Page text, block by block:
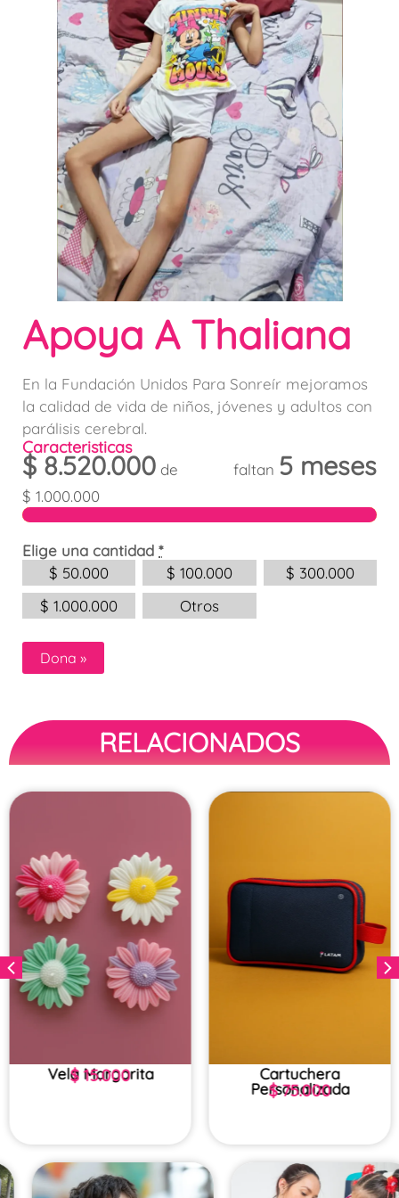
Apoya A Thaliana
En la Fundación Unidos Para Sonreír mejoramos
la calidad de vida de niños, jóvenes y adultos con
parálisis cerebral.
Caracteristicas
$ 8.520.000 de
$ 1.000.000
faltan 5 meses
Elige una cantidad *
$ 50.000 $ 100.000 $ 300.000
$ 1.000.000 Otros
Dona »
RELACIONADOS
Vela Margarita
$15.000
Cartuchera
Personalizada
$75.000